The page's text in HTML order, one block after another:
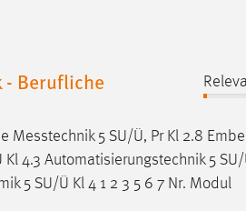
- Berufliche
Messtechnik5 SU/Ü, Pr Kl 2.8
4.3 Automatisierungstechnik 5 SU/
5 SU/Ü Kl 4 1 2 3 5 6 7 Nr. Modul